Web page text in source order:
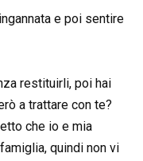
e poi sentire
restituirli, poi hai
a trattare con te?
che io e mia
quindi non vi